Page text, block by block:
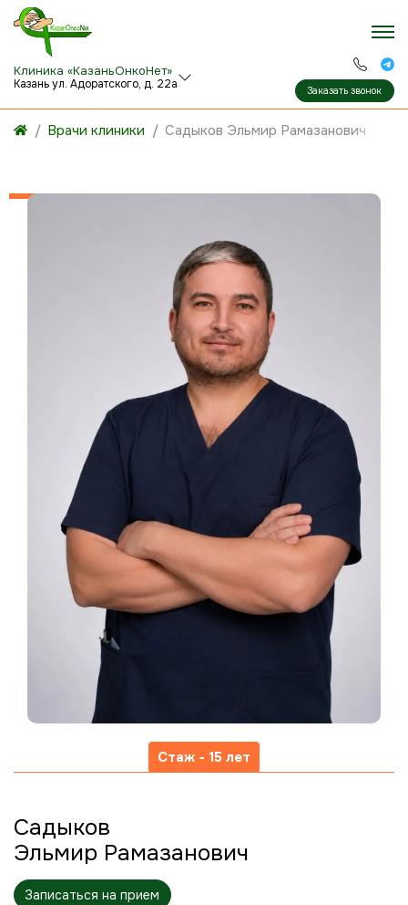
Клиника «КазаньОнкоНет»
Казань ул. Адоратского, д. 22а Заказать звонок
Врачи клиники Садыков Эльмир Рамазанович
Стаж - 15 лет
Садыков
Эльмир Рамазанович
Записаться на прием